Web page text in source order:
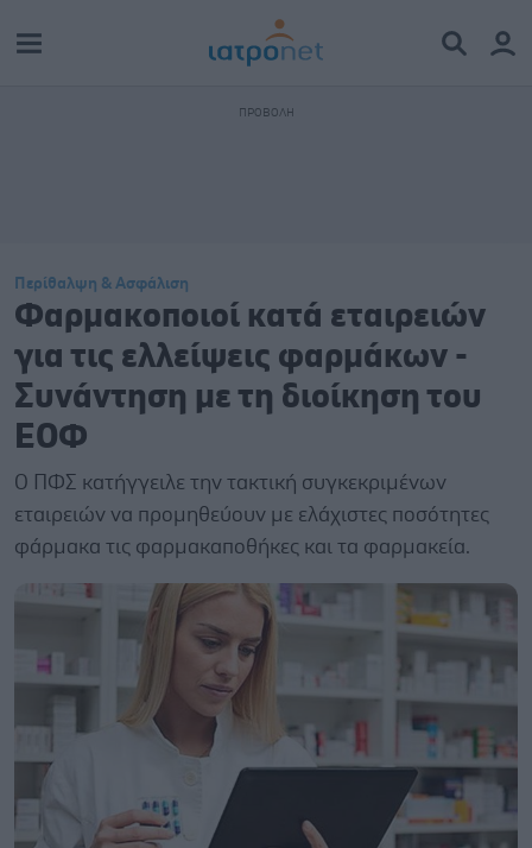
Περίθαλψη & Ασφάλιση
Φαρμακοποιοί κατά εταιρειών
για τις ελλείψεις φαρμάκων -
Συνάντηση με τη διοίκηση του
ΕΟΦ
Ο ΠΦΣ κατήγγειλε την τακτική συγκεκριμένων
εταιρειών να προμηθεύουν με ελάχιστες ποσότητες
φάρμακα τις φαρμακαποθήκες και τα φαρμακεία.